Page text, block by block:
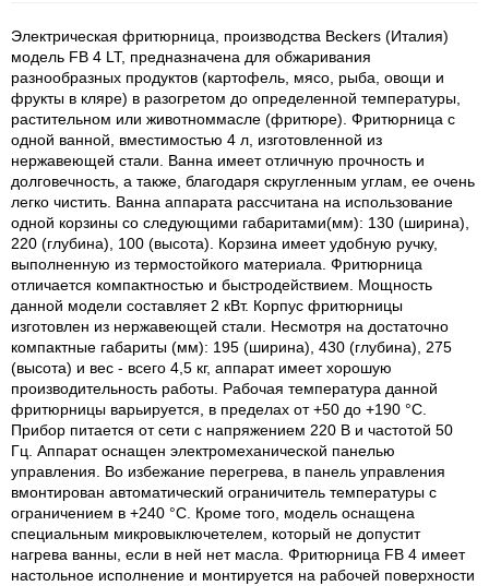
Электрическая фритюрница, производства Beckers (Италия)
модель FB 4 LT, предназначена для обжаривания
разнообразных продуктов (картофель, мясо, рыба, овощи и
фрукты в кляре) в разогретом до определенной температуры,
растительном или животноммасле (фритюре). Фритюрница с
одной ванной, вместимостью 4 л, изготовленной из
нержавеющей стали. Ванна имеет отличную прочность и
долговечность, а также, благодаря скругленным углам, ее очень
легко чистить. Ванна аппарата рассчитана на использование
одной корзины со следующими габаритами(мм): 130 (ширина),
220 (глубина), 100 (высота). Корзина имеет удобную ручку,
выполненную из термостойкого материала. Фритюрница
отличается компактностью и быстродействием. Мощность
данной модели составляет 2 кВт. Корпус фритюрницы
изготовлен из нержавеющей стали. Несмотря на достаточно
компактные габариты (мм): 195 (ширина), 430 (глубина), 275
(высота) и вес - всего 4,5 кг, аппарат имеет хорошую
производительность работы. Рабочая температура данной
фритюрницы варьируется, в пределах от +50 до +190 °С.
Прибор питается от сети с напряжением 220 В и частотой 50
Гц. Аппарат оснащен электромеханической панелью
управления. Во избежание перегрева, в панель управления
вмонтирован автоматический ограничитель температуры с
ограничением в +240 °С. Кроме того, модель оснащена
специальным микровыключетелем, который не допустит
нагрева ванны, если в ней нет масла. Фритюрница FB 4 имеет
настольное исполнение и монтируется на рабочей поверхности